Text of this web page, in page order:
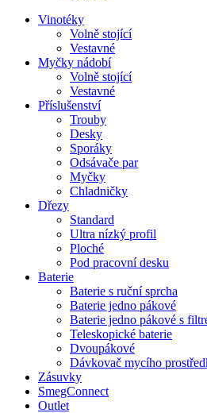
Vinotéky
Volně stojící
Vestavné
Myčky nádobí
Volně stojící
Vestavné
Příslušenství
Trouby
Desky
Sporáky
Odsávače par
Myčky
Chladničky
Dřezy
Standard
Ultra nízký profil
Ploché
Pod pracovní desku
Baterie
Baterie s ruční sprcha
Baterie jedno pákové
Baterie jedno pákové s
Teleskopické baterie
Dvoupákové
Dávkovač mycího
Zásuvky
SmegConnect
Outlet